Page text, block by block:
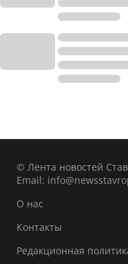
© Лента новостей
Email:
О нас
Контакты
Редакционная